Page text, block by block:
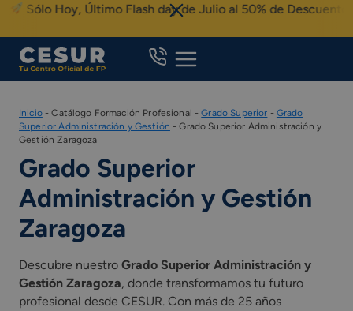
Skip
content
Sólo Hoy, Último Flash day de Julio al 50% de Descuento
Inicio-Catálogo Formación Profesional -Grado Superior - Grado
Superior Administración y Gestión -Grado Superior Administración y
Gestión Zaragoza
Grado Superior
Administración y Gestión
Zaragoza
Descubre nuestro Grado Superior Administración y
Gestión Zaragoza, donde transformamos tu futuro
profesional desde CESUR. Con más de 25 años